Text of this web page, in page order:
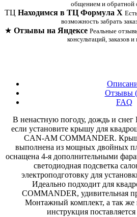
общением и обратной
ТЦ Находимся в ТЦ Формула Х
возможность забрать
★ Отзывы на Яндексе Реальные
консультаций, заказов
Отзывы (
FAQ
В ненастную погоду, дождь и снег
если установите крышу для
CAN-AM COMMANDER.
выполнена из мощных двойных
оснащена 4-я дополнительными
светодиодная подсветка
электроподготовку для
Идеально подходит для
COMMANDER, удивительная
Монтажный комплект, а так же
инструкция